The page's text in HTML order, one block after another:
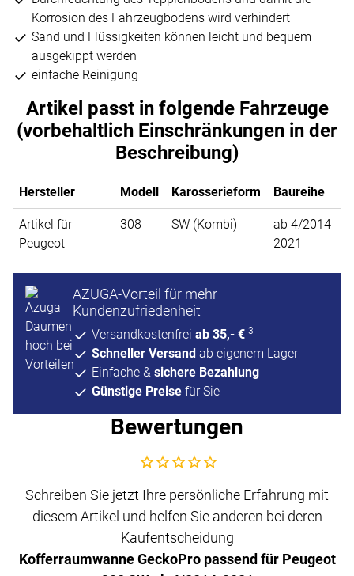
Korrosion des Fahrzeugbodens wird verhindert
Sand und Flüssigkeiten können leicht und bequem
ausgekippt werden
einfache Reinigung
Artikel passt in folgende Fahrzeuge
(vorbehaltlich Einschränkungen in der
Beschreibung)
Hersteller Modell Karosserieform Baureihe
Artikel für
Peugeot
308 SW (Kombi)
ab 4/2014-
2021
AZUGA-Vorteil für mehr
Kundenzufriedenheit
Versandkostenfrei ab 35,- € 3
Schneller Versand ab eigenem Lager
Einfache & sichere Bezahlung
Günstige Preise für Sie
Bewertungen
Noch keine Bewertungen abgegeben
Schreiben Sie jetzt Ihre persönliche Erfahrung mit
diesem Artikel und helfen Sie anderen bei deren
Kaufentscheidung
Kofferraumwanne GeckoPro passend für Peugeot